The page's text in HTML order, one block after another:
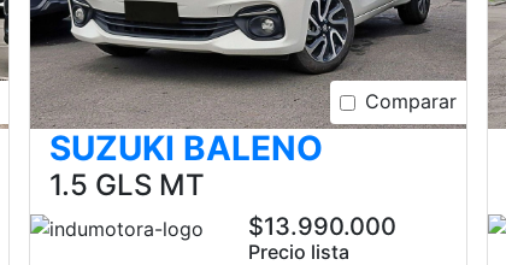
Comparar
SUZUKI BALENO
1.5 GLS MT
$13.990.000
Precio lista